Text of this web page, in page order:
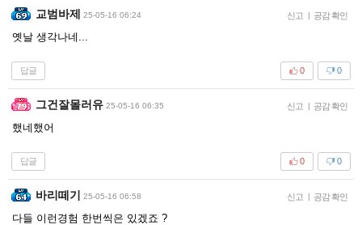
교범바제 25-05-16 06:24 신고 | 공감 확인
옛날 생각나네...
답글 0
0
그건잘몰러유 25-05-16 06:35 신고 | 공감 확인
했네했어
답글 0
0
바리떼기 25-05-16 06:58 신고 | 공감 확인
다들 이런경험 한번씩은 있겠죠 ?